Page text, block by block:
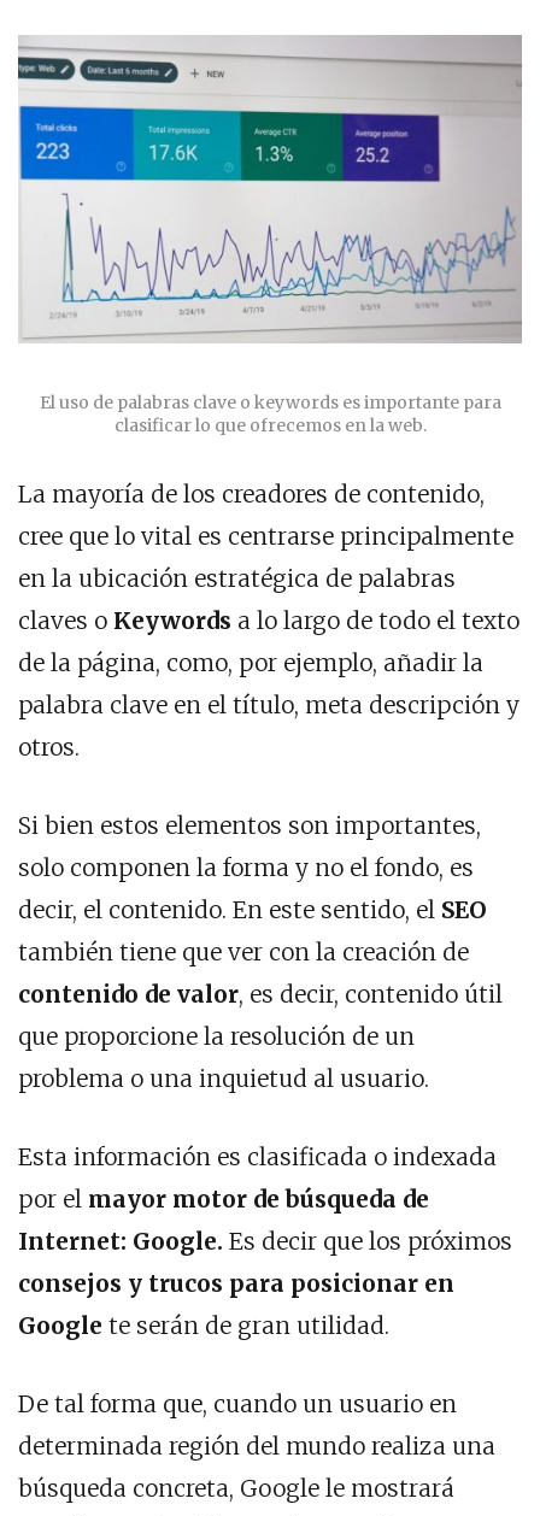
El uso de palabras clave o keywords es importante para
clasificar lo que ofrecemos en la web.
La mayoría de los creadores de contenido,
cree que lo vital es centrarse principalmente
en la ubicación estratégica de palabras
claves o Keywords a lo largo de todo el texto
de la página, como, por ejemplo, añadir la
palabra clave en el título, meta descripción y
otros.
Si bien estos elementos son importantes,
solo componen la forma y no el fondo, es
decir, el contenido. En este sentido, el SEO
también tiene que ver con la creación de
contenido de valor, es decir, contenido útil
que proporcione la resolución de un
problema o una inquietud al usuario.
Esta información es clasificada o indexada
por el mayor motor de búsqueda de
Internet: Google. Es decir que los próximos
consejos y trucos para posicionar en
Google te serán de gran utilidad.
De tal forma que, cuando un usuario en
determinada región del mundo realiza una
búsqueda concreta, Google le mostrará